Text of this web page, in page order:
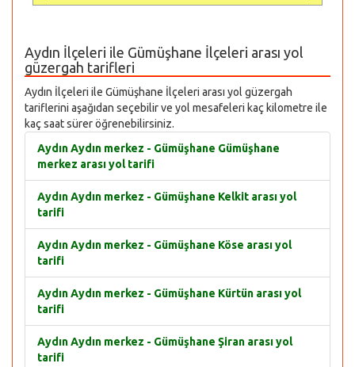
Aydın İlçeleri ile Gümüşhane İlçeleri arası yol
güzergah tarifleri
Aydın İlçeleri ile Gümüşhane İlçeleri arası yol güzergah
tariflerini aşağıdan seçebilir ve yol mesafeleri kaç kilometre ile
kaç saat sürer öğrenebilirsiniz.
Aydın Aydın merkez - Gümüşhane Gümüşhane
merkez arası yol tarifi
Aydın Aydın merkez - Gümüşhane Kelkit arası yol
tarifi
Aydın Aydın merkez - Gümüşhane Köse arası yol
tarifi
Aydın Aydın merkez - Gümüşhane Kürtün arası yol
tarifi
Aydın Aydın merkez - Gümüşhane Şiran arası yol
tarifi